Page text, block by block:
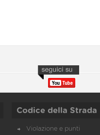
Codice della Strada
Violazione e punti